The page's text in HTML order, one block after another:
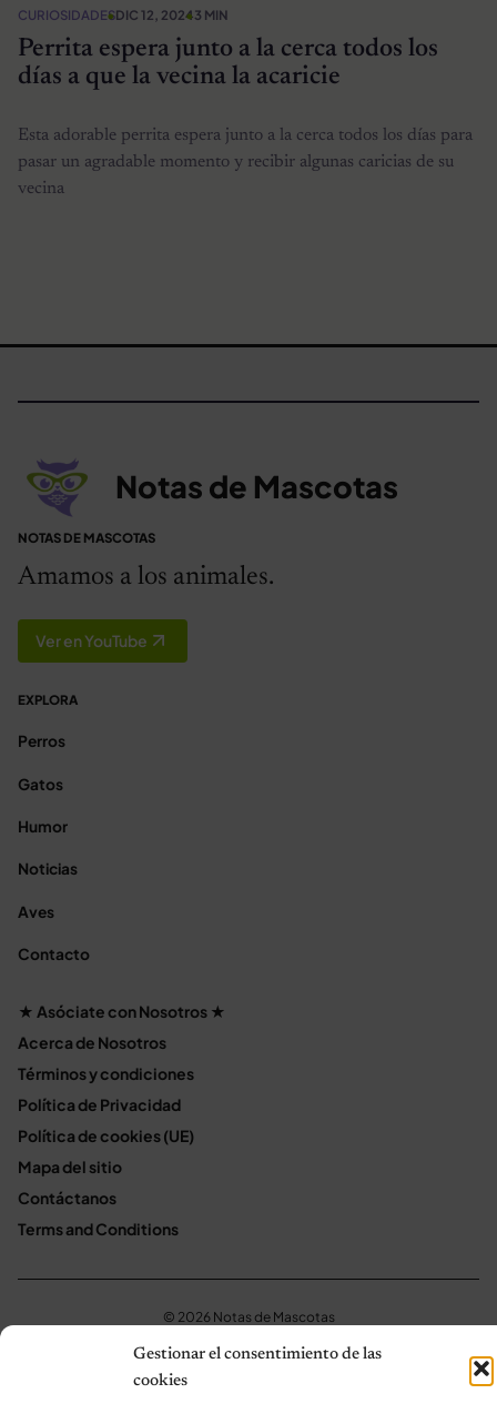
Gestionar el consentimiento de las
cookies
CURIOSIDADESDIC 12, 20243 MIN
Perrita espera junto a la cerca todos los
días a que la vecina la acaricie
Esta adorable perrita espera junto a la cerca todos los días para
pasar un agradable momento y recibir algunas caricias de su
vecina
Notas de Mascotas
NOTAS DE MASCOTAS
Amamos a los animales.
Ver en YouTube
EXPLORA
Perros
Gatos
Humor
Noticias
Aves
Contacto
★ Asóciate con Nosotros ★
Acerca de Nosotros
Términos y condiciones
Política de Privacidad
Política de cookies (UE)
Mapa del sitio
Contáctanos
Terms and Conditions
© 2026 Notas de Mascotas